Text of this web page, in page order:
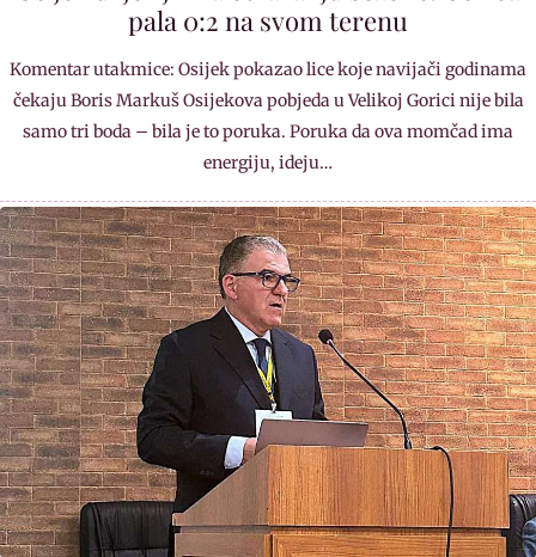
pala 0:2 na svom terenu
Komentar utakmice: Osijek pokazao lice koje navijači godinama
čekaju Boris Markuš Osijekova pobjeda u Velikoj Gorici nije bila
samo tri boda – bila je to poruka. Poruka da ova momčad ima
energiju, ideju…